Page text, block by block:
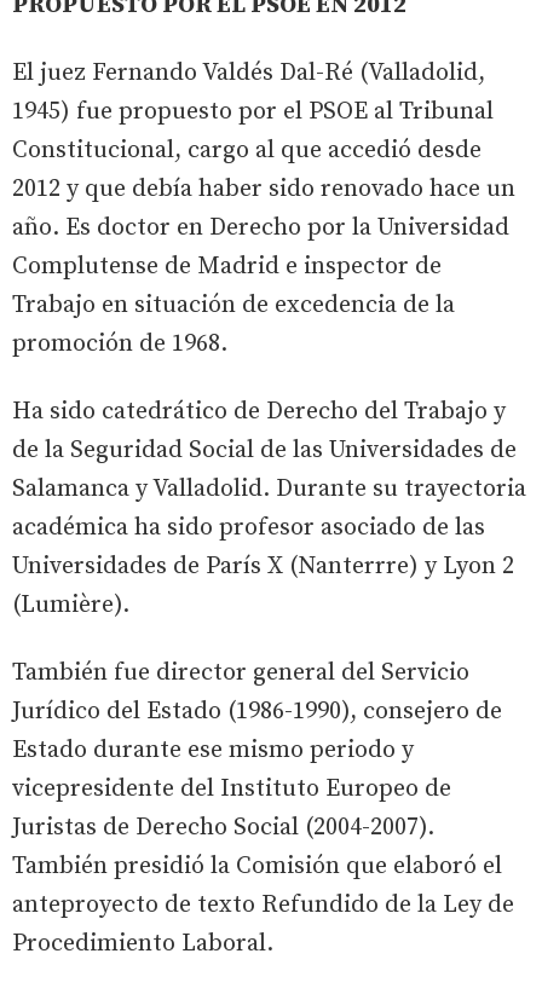
El juez Fernando Valdés Dal-Ré (Valladolid,
1945) fue propuesto por el PSOE al Tribunal
Constitucional, cargo al que accedió desde
2012 y que debía haber sido renovado hace un
año. Es doctor en Derecho por la Universidad
Complutense de Madrid e inspector de
Trabajo en situación de excedencia de la
promoción de 1968.
Ha sido catedrático de Derecho del Trabajo y
de la Seguridad Social de las Universidades de
Salamanca y Valladolid. Durante su trayectoria
académica ha sido profesor asociado de las
Universidades de París X (Nanterrre) y Lyon 2
(Lumière).
También fue director general del Servicio
Jurídico del Estado (1986-1990), consejero de
Estado durante ese mismo periodo y
vicepresidente del Instituto Europeo de
Juristas de Derecho Social (2004-2007).
También presidió la Comisión que elaboró el
anteproyecto de texto Refundido de la Ley de
Procedimiento Laboral.